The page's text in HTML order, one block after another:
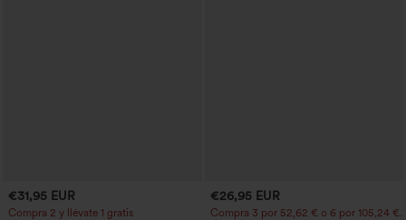
€31,95 EUR
Compra 2 y llévate 1 gratis
€26,95 EUR
Compra 3 por 52,62 € o 6 por 105,24 €.